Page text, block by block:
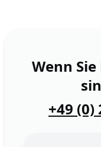
Wenn
+49 (0)